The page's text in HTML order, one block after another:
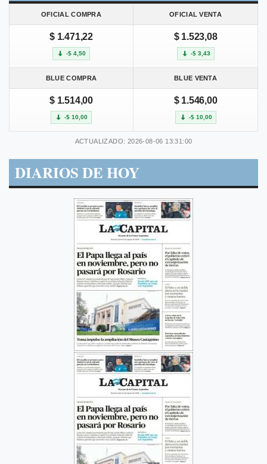
OFICIAL COMPRA OFICIAL VENTA
$ 1.471,22
-$ 4,50
$ 1.523,08
-$ 3,43
BLUE COMPRA BLUE VENTA
$ 1.514,00
-$ 10,00
$ 1.546,00
-$ 10,00
ACTUALIZADO: 2026-08-06 13:31:00
DIARIOS DE HOY